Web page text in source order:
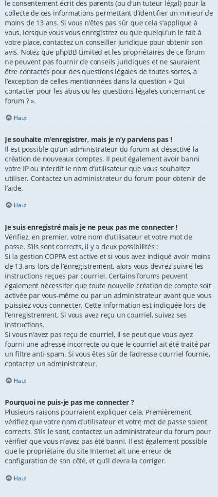
le consentement écrit des parents (ou d’un tuteur légal) pour la
collecte de ces informations permettant d’identifier un mineur de
moins de 13 ans. Si vous n’êtes pas sûr que cela s’applique à
vous, lorsque vous vous enregistrez ou que quelqu’un le fait à
votre place, contactez un conseiller juridique pour obtenir son
avis. Notez que phpBB Limited et les propriétaires de ce forum
ne peuvent pas fournir de conseils juridiques et ne sauraient
être contactés pour des questions légales de toutes sortes, à
l’exception de celles mentionnées dans la question « Qui
contacter pour les abus ou les questions légales concernant ce
forum ? ».
Haut
Je souhaite m’enregistrer, mais je n’y parviens pas !
Il est possible qu’un administrateur du forum ait désactivé la
création de nouveaux comptes. Il peut également avoir banni
votre IP ou interdit le nom d’utilisateur que vous souhaitez
utiliser. Contactez un administrateur du forum pour obtenir de
l’aide.
Haut
Je suis enregistré mais je ne peux pas me connecter !
Vérifiez, en premier, votre nom d’utilisateur et votre mot de
passe. S’ils sont corrects, il y a deux possibilités :
Si la gestion COPPA est active et si vous avez indiqué avoir moins
de 13 ans lors de l’enregistrement, alors vous devrez suivre les
instructions reçues par courriel. Certains forums peuvent
également nécessiter que toute nouvelle création de compte soit
activée par vous-même ou par un administrateur avant que vous
puissiez vous connecter. Cette information est indiquée lors de
l’enregistrement. Si vous avez reçu un courriel, suivez ses
instructions.
Si vous n’avez pas reçu de courriel, il se peut que vous ayez
fourni une adresse incorrecte ou que le courriel ait été traité par
un filtre anti-spam. Si vous êtes sûr de l’adresse courriel fournie,
contactez un administrateur.
Haut
Pourquoi ne puis-je pas me connecter ?
Plusieurs raisons pourraient expliquer cela. Premièrement,
vérifiez que votre nom d’utilisateur et votre mot de passe soient
corrects. S’ils le sont, contactez un administrateur du forum pour
vérifier que vous n’avez pas été banni. Il est également possible
que le propriétaire du site Internet ait une erreur de
configuration de son côté, et qu’il devra la corriger.
Haut